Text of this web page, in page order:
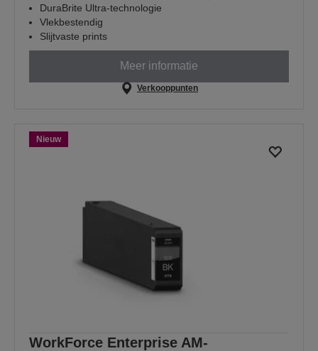
DuraBrite Ultra-technologie
Vlekbestendig
Slijtvaste prints
Meer informatie
Verkooppunten
Nieuw
WorkForce Enterprise AM-